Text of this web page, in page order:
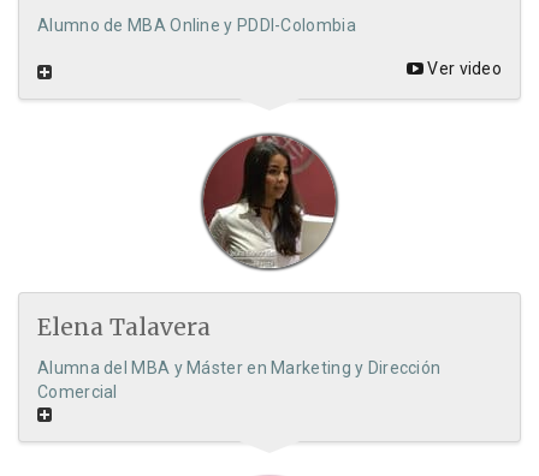
Alumno de MBA Online y PDDI-Colombia
Ver video
Elena Talavera
Alumna del MBA y Máster en Marketing y Dirección
Comercial